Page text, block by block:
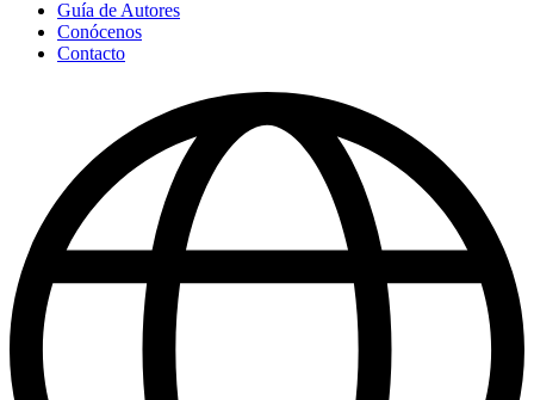
Guía de Autores
Conócenos
Contacto